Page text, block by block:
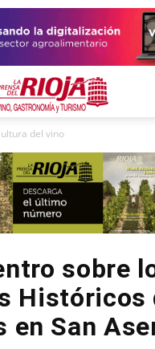
del vino
sobre
Históricos
en San